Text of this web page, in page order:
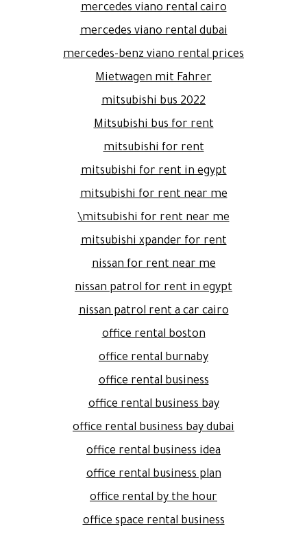
mercedes viano rental cairo
mercedes viano rental dubai
mercedes-benz viano rental prices
Mietwagen mit Fahrer
mitsubishi bus 2022
Mitsubishi bus for rent
mitsubishi for rent
mitsubishi for rent in egypt
mitsubishi for rent near me
mitsubishi for rent near me\
mitsubishi xpander for rent
nissan for rent near me
nissan patrol for rent in egypt
nissan patrol rent a car cairo
office rental boston
office rental burnaby
office rental business
office rental business bay
office rental business bay dubai
office rental business idea
office rental business plan
office rental by the hour
office space rental business